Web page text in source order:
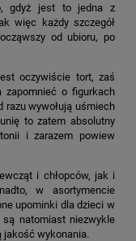
gdyż jest to jedna z
więc każdy szczegół
od ubioru, po
oczywiście tort, zaś
zapomnieć o figurkach
razu wywołują uśmiech
to zatem absolutny
i zarazem powiew
i chłopców, jak i
w asortymencie
upominki dla dzieci w
natomiast niezwykle
jakość wykonania.